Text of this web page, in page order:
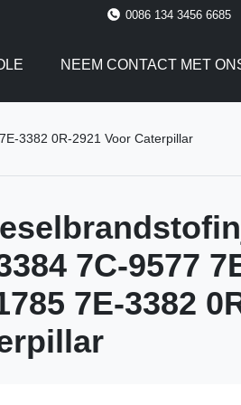
0086 134 3456 6685
NEEM CONTACT MET
3382 0R-2921 Voor Caterpillar
7C-9577
7E-3382